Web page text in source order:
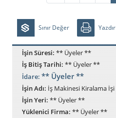
Sınır Değer Yazdır
İşin Süresi:** Üyeler **
İş Bitiş Tarihi:** Üyeler **
İdare:** Üyeler **
İşin Adı:İş Makinesi Kiralama İşi
İşin Yeri:** Üyeler **
Yüklenici Firma:** Üyeler **